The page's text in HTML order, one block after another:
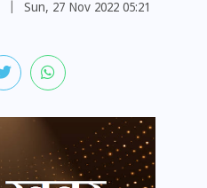
Sun, 27 Nov 2022 05:21